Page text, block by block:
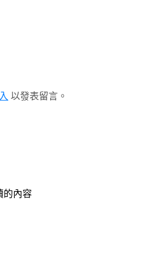
以發表留言。
的內容